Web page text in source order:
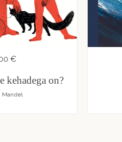
€
kehadega on?
Mandel